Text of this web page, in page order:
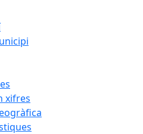
xifres